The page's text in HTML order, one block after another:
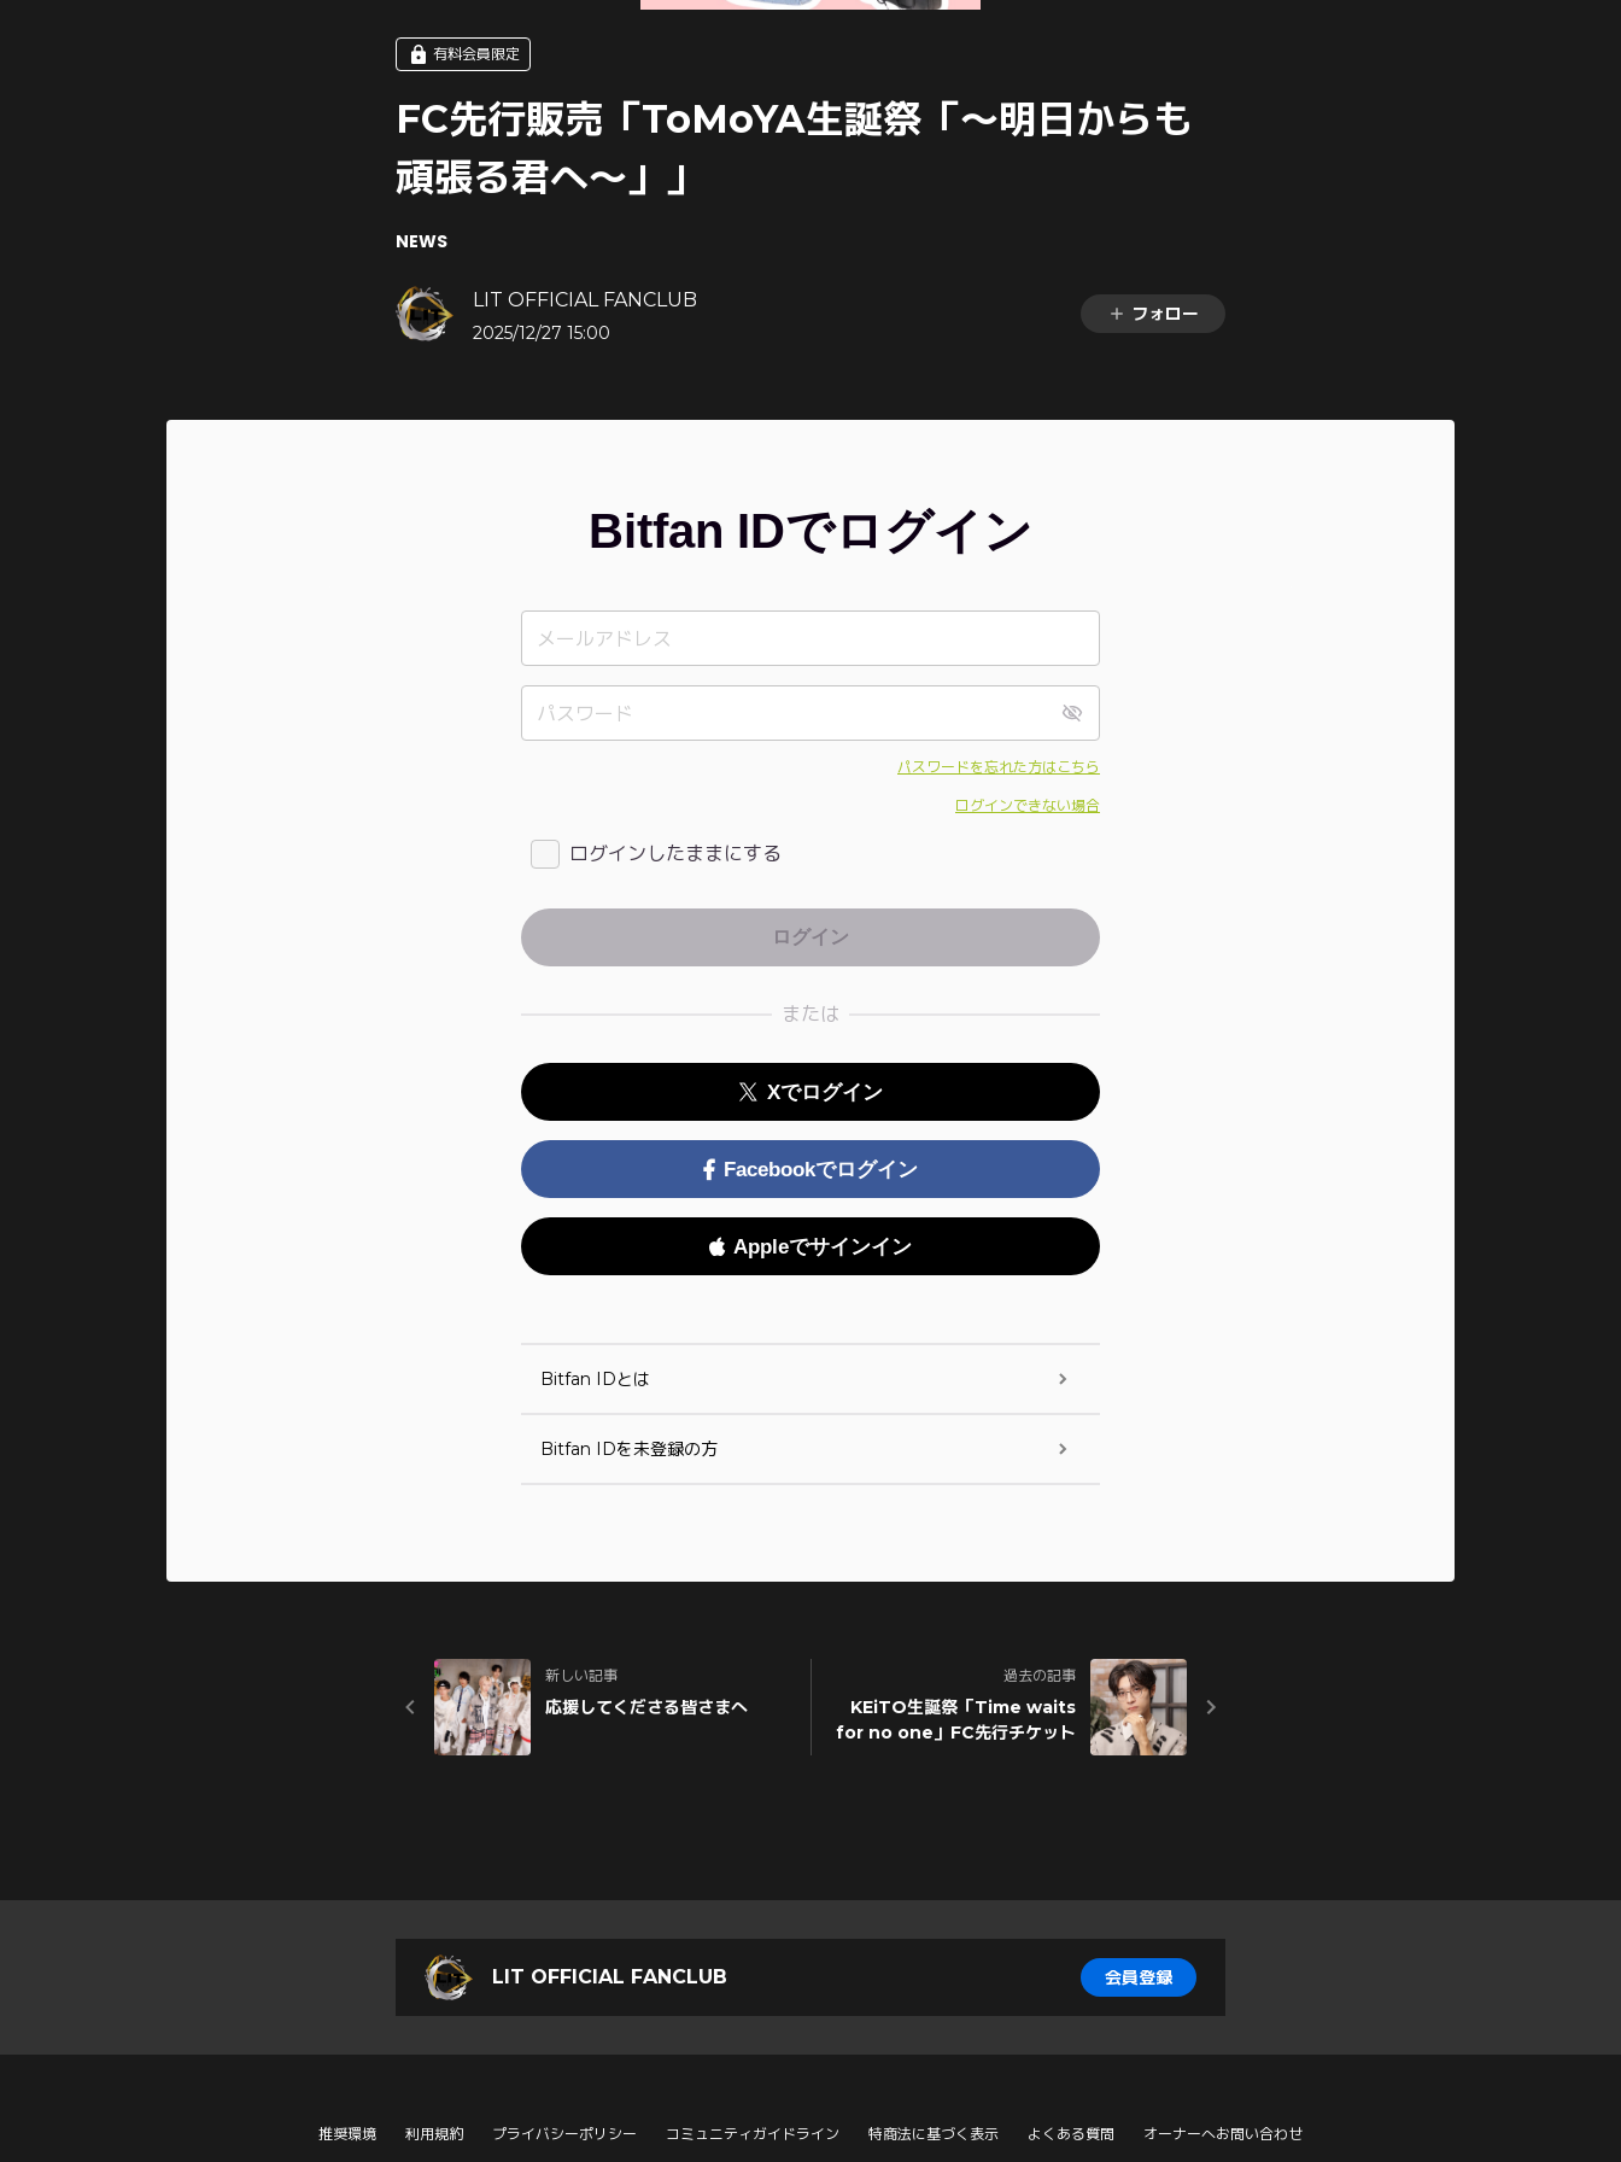
有料会員限定
FC先行販売「ToMoYA生誕祭「～明日からも
頑張る君へ～」」
NEWS
LIT OFFICIAL FANCLUB
2025/12/27 15:00
フォロー
Bitfan IDでログイン
パスワードを忘れた方はこちら
ログインできない場合
ログインしたままにする
または
Xでログイン
Facebookでログイン
Appleでサインイン
Bitfan IDとは
Bitfan IDを未登録の方
新しい記事
応援してくださる皆さまへ
過去の記事
KEiTO生誕祭「Time waits
for no one」FC先行チケット
LIT OFFICIAL FANCLUB 会員登録
推奨環境 利用規約 プライバシーポリシー コミュニティガイドライン 特商法に基づく表示 よくある質問 オーナーへお問い合わせ